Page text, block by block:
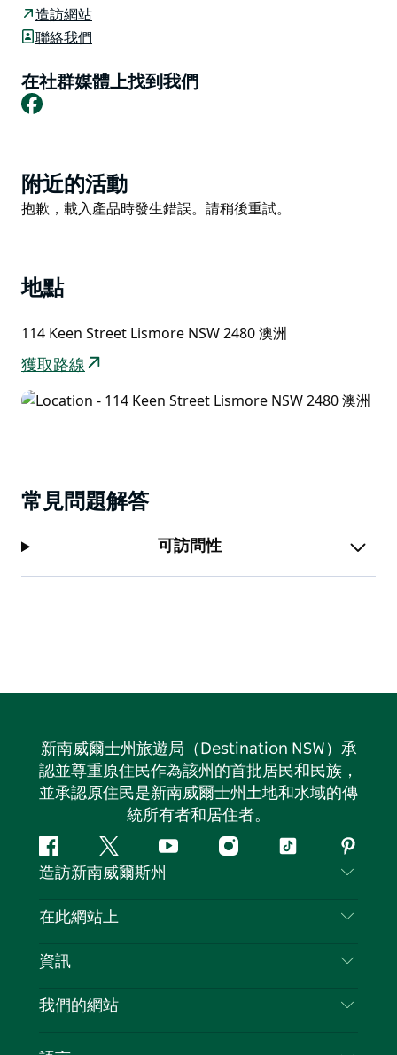
壺、烤麵包機、電煎鍋、電鍋和電爐。無論是長期還是短
期的住宿，一切都讓您感到舒適。舒適的新寢具和家具，
裝潢高雅。
為散客、度假者、體育團體以及商業/藝術和企業部門提
供過夜和短期住宿。地理位置優越，靠近城市一流的餐廳
經過一天愉快的觀光或在一天的工作結束後放鬆身心，您
可以在大型鹹水游泳池清涼並享受池畔燒烤設施，或者只
提供免費無線網路、安全的街邊停車位、高畫質數位電
視、傳真/影印和客用洗衣房。
造訪網站
聯絡我們
在社群媒體上找到我們
Facebook
Product
List
附近的活動
Product
抱歉，載入產品時發生錯誤。請稍後重試。
地點
114 Keen Street Lismore NSW 2480 澳洲
獲取路線
常見問題解答
可訪問性
新南威爾士州旅遊局（Destination NSW）承
認並尊重原住民作為該州的首批居民和民族，
並承認原住民是新南威爾士州土地和水域的傳
統所有者和居住者。
Facebook嘰
嘰
喳
Youtube Instagram
抖
造訪新南威爾斯州
聯絡我們
隱私
Cookie 通知
在此網站上
目的地
新南威爾斯州公路旅行
資訊
旅行資訊
我們的網站